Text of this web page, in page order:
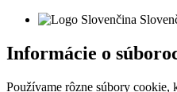
Informácie o
Používame rôzne súbory cookie,